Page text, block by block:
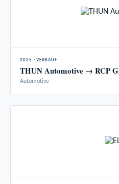
2025 · VERKAUF
THUN Automotive → RCP
Automotive